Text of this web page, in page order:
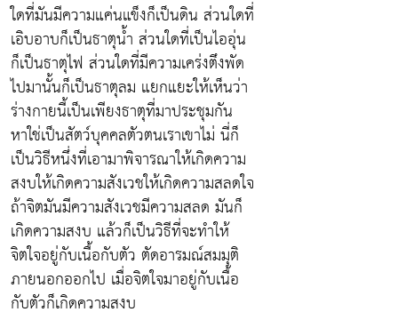
ใดที่มันมีความแค่นแข็งก็เป็นดิน ส่วนใดที่
เอิบอาบก็เป็นธาตุน้ำ ส่วนใดที่เป็นไออุ่น
ก็เป็นธาตุไฟ ส่วนใดที่มีความเคร่งตึงพัด
ไปมานั้นก็เป็นธาตุลม แยกแยะให้เห็นว่า
ร่างกายนี้เป็นเพียงธาตุที่มาประชุมกัน
หาใช่เป็นสัตว์บุคคลตัวตนเราเขาไม่ นี่ก็
เป็นวิธีหนึ่งที่เอามาพิจารณาให้เกิดความ
สงบให้เกิดความสังเวชให้เกิดความสลดใจ
ถ้าจิตมันมีความสังเวชมีความสลด มันก็
เกิดความสงบ แล้วก็เป็นวิธีที่จะทำให้
จิตใจอยู่กับเนื้อกับตัว ตัดอารมณ์สมมุติ
ภายนอกออกไป เมื่อจิตใจมาอยู่กับเนื้อ
กับตัวก็เกิดความสงบ